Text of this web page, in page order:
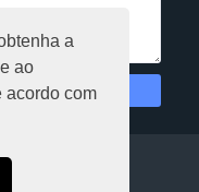
a
ao
acordo com